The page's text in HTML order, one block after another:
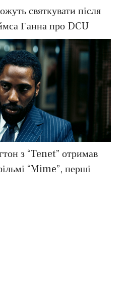
святкувати після
Ганна про DCU
з “Tenet” отримав
“Mime”, перші